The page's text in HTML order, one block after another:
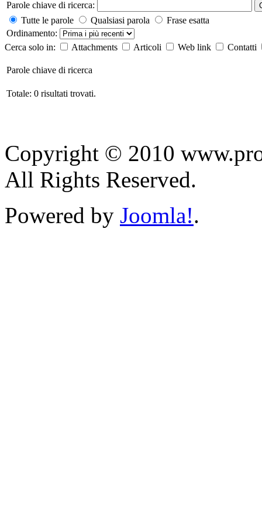
Parole chiave di ricerca:
Tutte le parole Qualsiasi parola
Frase esatta
Ordinamento:
Cerca solo in:
Attachments Articoli Web link Contatti
Parole chiave di ricerca
Totale: 0 risultati trovati.
Copyright © 2010
All Rights Reserved.
Powered by Joomla!.